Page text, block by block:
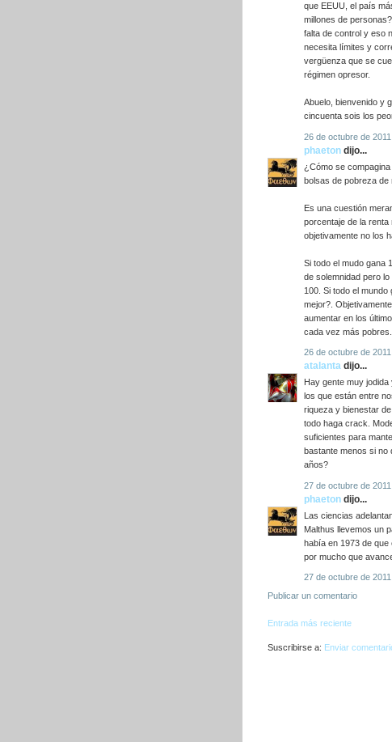
que EEUU, el país
millones de
falta de control y eso
necesita límites y
vergüenza que se
régimen opresor.
Abuelo, bienvenido y
cincuenta sois los
26 de octubre de
phaeton dijo...
¿Cómo se
bolsas de pobreza de
Es una cuestión
porcentaje de la
objetivamente no los
Si todo el mudo gana
de solemnidad pero
100. Si todo el
mejor?.
aumentar en los
cada vez más pobres.
26 de octubre de 2011
atalanta dijo...
Hay gente muy
los que están entre
riqueza y bienestar
todo haga crack.
suficientes para
bastante menos si no
años?
27 de octubre de
phaeton dijo...
Las ciencias
Malthus llevemos un
había en 1973 de
por mucho que
27 de octubre de
Publicar un comentario
Entrada más reciente
Suscribirse a: Enviar